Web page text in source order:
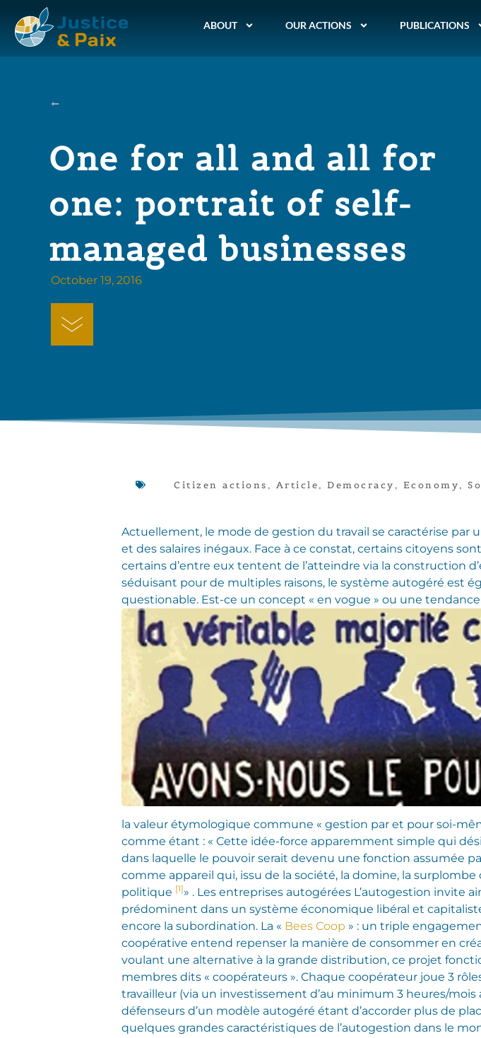
ABOUT OUR ACTIONS PUBLICATIONS
One for all and all for
one: portrait of self-
managed businesses
October 19, 2016
Citizen actions , Article, Democracy , Economy,
Actuellement, le mode de gestion du travail se caractérise
et des salaires inégaux. Face à ce constat, certains citoyens
certains d’entre eux tentent de l’atteindre via la construction
séduisant pour de multiples raisons, le système autogéré est
questionable. Est-ce un concept « en vogue » ou une
la valeur étymologique commune « gestion par et pour soi-
comme étant : « Cette idée-force apparemment simple qui
dans laquelle le pouvoir serait devenu une fonction assumée
comme appareil qui, issu de la société, la domine, la
politique [1]» . Les entreprises autogérées L’autogestion invite
prédominent dans un système économique libéral et
encore la subordination. La « Bees Coop » : un triple
coopérative entend repenser la manière de consommer en
voulant une alternative à la grande distribution, ce projet
membres dits « coopérateurs ». Chaque coopérateur joue 3
travailleur (via un investissement d’au minimum 3 heures/
défenseurs d’un modèle autogéré étant d’accorder plus de
quelques grandes caractéristiques de l’autogestion dans le